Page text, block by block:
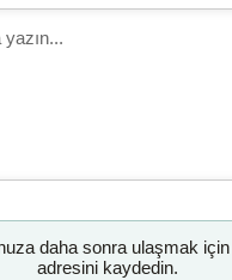
daha sonra ulaşmak için
adresini kaydedin.